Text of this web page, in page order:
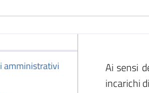
amministrativi
Ai sensi
incarichi